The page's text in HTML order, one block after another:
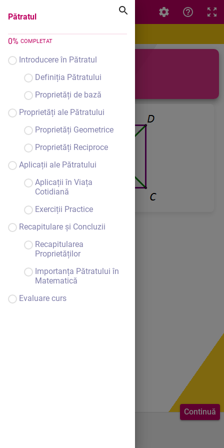
Pătratul
0% COMPLETAT
Introducere în Pătratul
Definiția Pătratului
Proprietăți de bază
Proprietăți ale Pătratului
Proprietăți Geometrice
Proprietăți Reciproce
Aplicații ale Pătratului
Aplicații în Viața
Cotidiană
Exerciții Practice
Recapitulare și Concluzii
Recapitularea
Proprietăților
Importanța Pătratului în
Matematică
Evaluare curs
Continuă
Pătratul
Pătratul